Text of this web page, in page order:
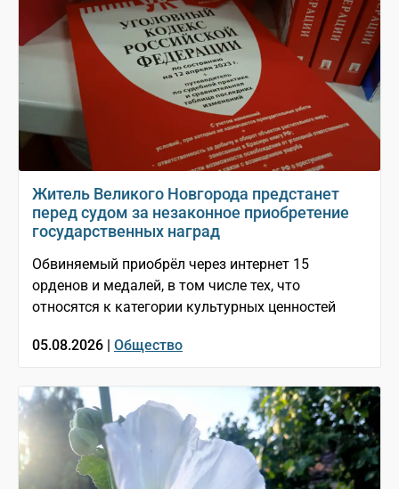
Житель Великого Новгорода предстанет
перед судом за незаконное приобретение
государственных наград
Обвиняемый приобрёл через интернет 15
орденов и медалей, в том числе тех, что
относятся к категории культурных ценностей
05.08.2026 | Общество